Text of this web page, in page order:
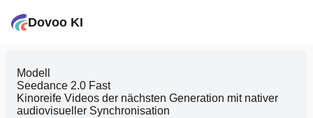
Dovoo KI
Modell
Seedance 2.0 Fast
Kinoreife Videos der nächsten Generation mit nativer
audiovisueller Synchronisation